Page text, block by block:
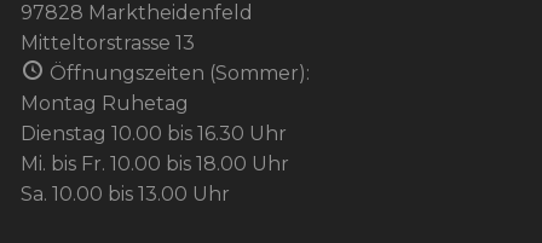
97828 Marktheidenfeld
Mitteltorstrasse 13
Öffnungszeiten (Sommer):
Montag Ruhetag
Dienstag 10.00 bis 16.30 Uhr
Mi. bis Fr. 10.00 bis 18.00 Uhr
Sa. 10.00 bis 13.00 Uhr